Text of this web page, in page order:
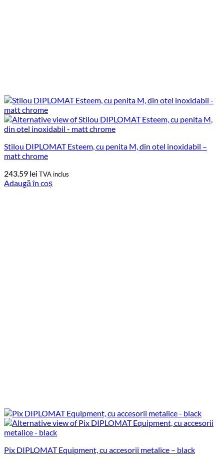
Stilou DIPLOMAT Esteem, cu penita M, din otel inoxidabil –
matt chrome
243.59 lei TVA inclus
Adaugă în coș
Pix DIPLOMAT Equipment, cu accesorii metalice – black